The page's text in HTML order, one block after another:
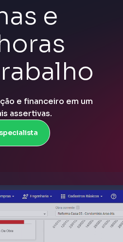
Planejamento de
lançados no prazo,
Capital
à sua plataforma de gestão
e
e financeiro em um
assertivas.